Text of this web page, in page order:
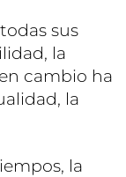
sus
la
cambio ha
la
la